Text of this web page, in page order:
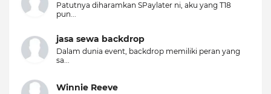
Patutnya diharamkan SPaylater ni, aku yang T18
pun...
jasa sewa backdrop
Dalam dunia event, backdrop memiliki peran yang
sa...
Winnie Reeve